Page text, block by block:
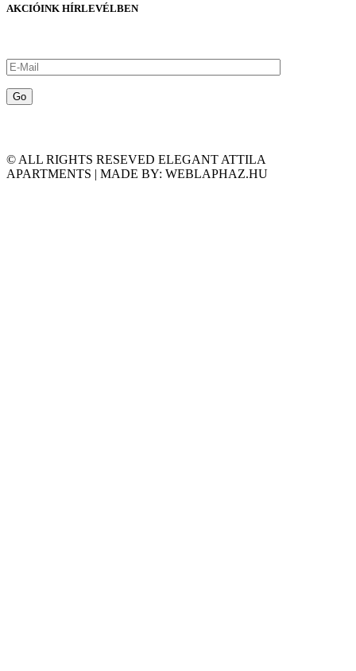
AKCIÓINK HÍRLEVÉLBEN
© ALL RIGHTS RESEVED ELEGANT ATTILA
APARTMENTS | MADE BY: WEBLAPHAZ.HU